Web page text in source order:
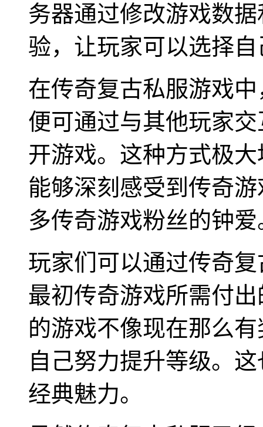
务器通过修改游戏数
验，让玩家可以选择
在传奇复古私服游戏
便可通过与其他玩家
开游戏。这种方式极
能够深刻感受到传奇
多传奇游戏粉丝的钟爱
玩家们可以通过传奇
最初传奇游戏所需付
的游戏不像现在那么
自己努力提升等级。
经典魅力。